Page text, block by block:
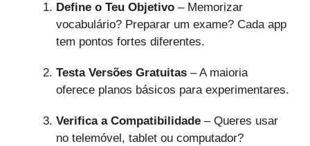
Define o Teu Objetivo – Memorizar
vocabulário? Preparar um exame? Cada app
tem pontos fortes diferentes.
Testa Versões Gratuitas – A maioria
oferece planos básicos para experimentares.
Verifica a Compatibilidade – Queres usar
no telemóvel, tablet ou computador?